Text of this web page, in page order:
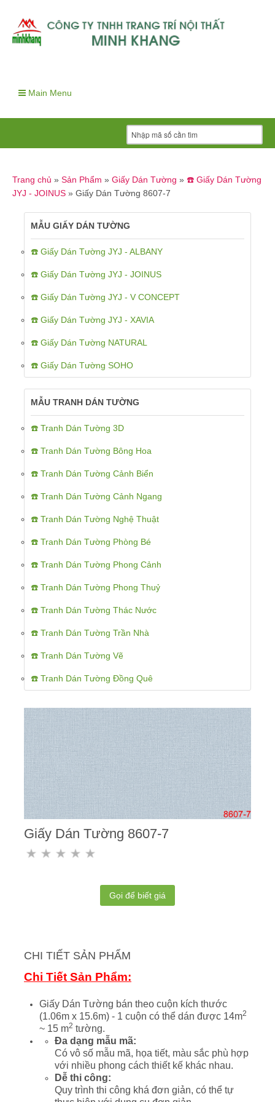
Main Menu
Trang chủ » Sản Phẩm » Giấy Dán Tường » ☎️ Giấy Dán Tường
JYJ - JOINUS » Giấy Dán Tường 8607-7
MẪU GIẤY DÁN TƯỜNG
☎️ Giấy Dán Tường JYJ - ALBANY
☎️ Giấy Dán Tường JYJ - JOINUS
☎️ Giấy Dán Tường JYJ - V CONCEPT
☎️ Giấy Dán Tường JYJ - XAVIA
☎️ Giấy Dán Tường NATURAL
☎️ Giấy Dán Tường SOHO
MẪU TRANH DÁN TƯỜNG
☎️ Tranh Dán Tường 3D
☎️ Tranh Dán Tường Bông Hoa
☎️ Tranh Dán Tường Cảnh Biển
☎️ Tranh Dán Tường Cảnh Ngang
☎️ Tranh Dán Tường Nghệ Thuật
☎️ Tranh Dán Tường Phòng Bé
☎️ Tranh Dán Tường Phong Cảnh
☎️ Tranh Dán Tường Phong Thuỷ
☎️ Tranh Dán Tường Thác Nước
☎️ Tranh Dán Tường Trần Nhà
☎️ Tranh Dán Tường Vẽ
☎️ Tranh Dán Tường Đồng Quê
Giấy Dán Tường 8607-7
Gọi để biết giá
CHI TIẾT SẢN PHẨM
Chi Tiết Sản Phẩm:
Giấy Dán Tường bán theo cuộn kích thước
(1.06m x 15.6m) - 1 cuộn có thể dán được 14m2
~ 15 m2 tường.
Đa dạng mẫu mã:
Có vô số mẫu mã, họa tiết, màu sắc phù hợp
với nhiều phong cách thiết kế khác nhau.
Dễ thi công:
Quy trình thi công khá đơn giản, có thể tự